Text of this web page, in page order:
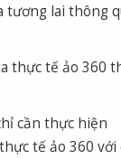
tương lai thông
thực tế ảo 360
cần thực hiện
tế ảo 360 với